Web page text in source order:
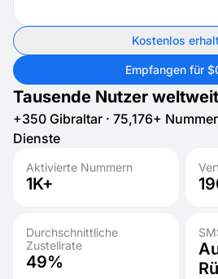
Kostenlos
Empfangen für
Tausende Nutzer
+350 Gibraltar · 75,176+
Dienste
Aktivierte Nummern
1K+
Durchschnittliche
Zustellrate
49%